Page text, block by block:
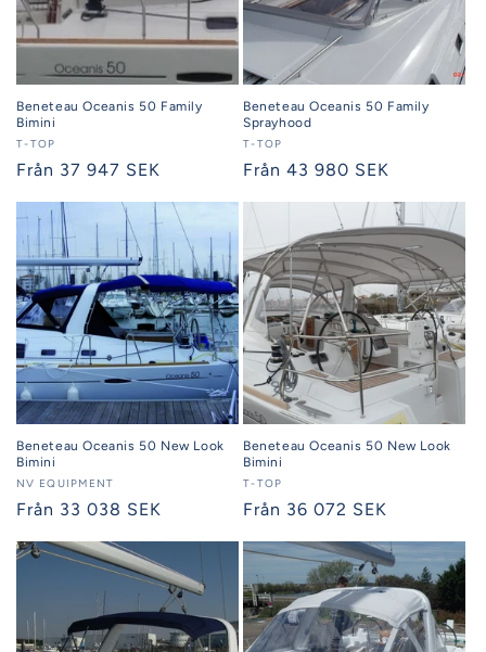
Beneteau Oceanis 50 Family
Bimini
Säljare:
T-TOP
Ordinarie
Från 37 947 SEK
Beneteau Oceanis 50 Family
Sprayhood
Säljare:
T-TOP
Ordinarie
Från 43 980 SEK
Beneteau Oceanis 50 New Look
Bimini
Säljare:
NV EQUIPMENT
Ordinarie
Från 33 038 SEK
Beneteau Oceanis 50 New Look
Bimini
Säljare:
T-TOP
Ordinarie
Från 36 072 SEK